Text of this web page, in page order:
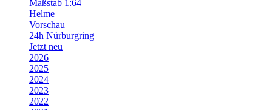
Maßstab 1:64
Helme
Vorschau
24h Nürburgring
Jetzt neu
2026
2025
2024
2023
2022